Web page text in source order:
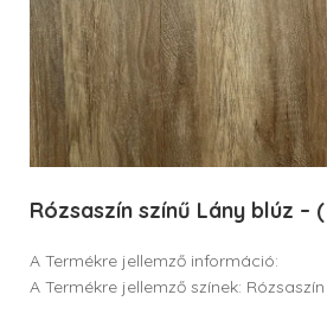
Rózsaszín színű Lány blúz –
A Termékre jellemző információ:
A Termékre jellemző színek: Rózsaszín